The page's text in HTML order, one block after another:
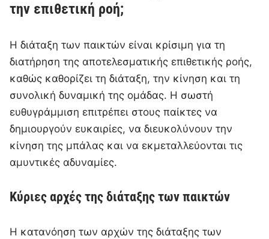
την επιθετική ροή;
Η διάταξη των παικτών είναι κρίσιμη για τη
διατήρηση της αποτελεσματικής επιθετικής ροής,
καθώς καθορίζει τη διάταξη, την κίνηση και τη
συνολική δυναμική της ομάδας. Η σωστή
ευθυγράμμιση επιτρέπει στους παίκτες να
δημιουργούν ευκαιρίες, να διευκολύνουν την
κίνηση της μπάλας και να εκμεταλλεύονται τις
αμυντικές αδυναμίες.
Κύριες αρχές της διάταξης των παικτών
Η κατανόηση των αρχών της διάταξης των